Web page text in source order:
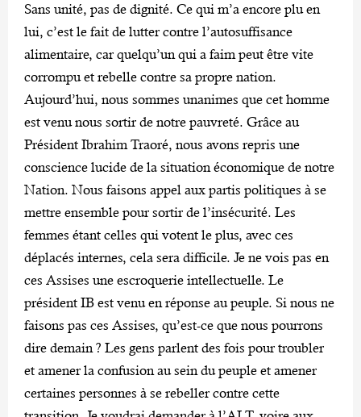
Sans unité, pas de dignité. Ce qui m’a encore plu en
lui, c’est le fait de lutter contre l’autosuffisance
alimentaire, car quelqu’un qui a faim peut être vite
corrompu et rebelle contre sa propre nation.
Aujourd’hui, nous sommes unanimes que cet homme
est venu nous sortir de notre pauvreté. Grâce au
Président Ibrahim Traoré, nous avons repris une
conscience lucide de la situation économique de notre
Nation. Nous faisons appel aux partis politiques à se
mettre ensemble pour sortir de l’insécurité. Les
femmes étant celles qui votent le plus, avec ces
déplacés internes, cela sera difficile. Je ne vois pas en
ces Assises une escroquerie intellectuelle. Le
président IB est venu en réponse au peuple. Si nous ne
faisons pas ces Assises, qu’est-ce que nous pourrons
dire demain ? Les gens parlent des fois pour troubler
et amener la confusion au sein du peuple et amener
certaines personnes à se rebeller contre cette